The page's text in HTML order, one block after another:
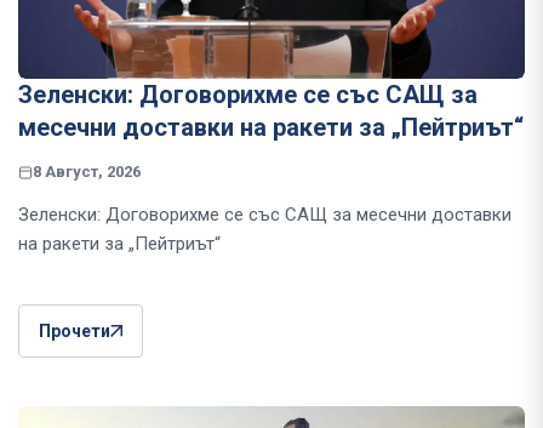
Зеленски: Договорихме се със САЩ за
месечни доставки на ракети за „Пейтриът“
8 Август, 2026
Зеленски: Договорихме се със САЩ за месечни доставки
на ракети за „Пейтриът“
Прочети